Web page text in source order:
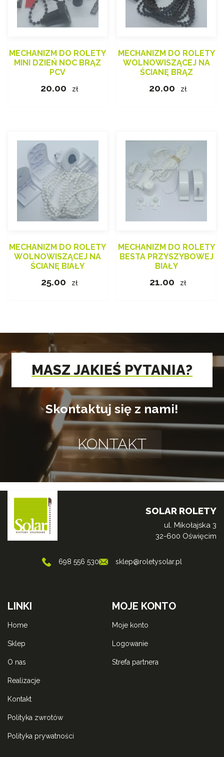
MECHANIZM DO ROLETY
MINI DZIEŃ NOC BRĄZ
PCV
20.00 zł
MECHANIZM DO ROLETY
WOLNOWISZĄCEJ NA
ŚCIANĘ BRĄZ
20.00 zł
MECHANIZM DO ROLETY
WOLNOWISZĄCEJ NA
ŚCIANĘ BIAŁY
25.00 zł
MECHANIZM DO ROLETY
BESTA PRZYSZYBOWEJ
BIAŁY
21.00 zł
MASZ JAKIEŚ PYTANIA?
Skontaktuj się z nami!
KONTAKT
SOLAR ROLETY
ul. Mikołajska 3
32-600 Oświęcim
698 556 530 sklep@roletysolar.pl
LINKI
home
sklep
o nas
realizacje
kontakt
polityka zwrotów
polityka prywatności
MOJE KONTO
moje konto
logowanie
strefa partnera